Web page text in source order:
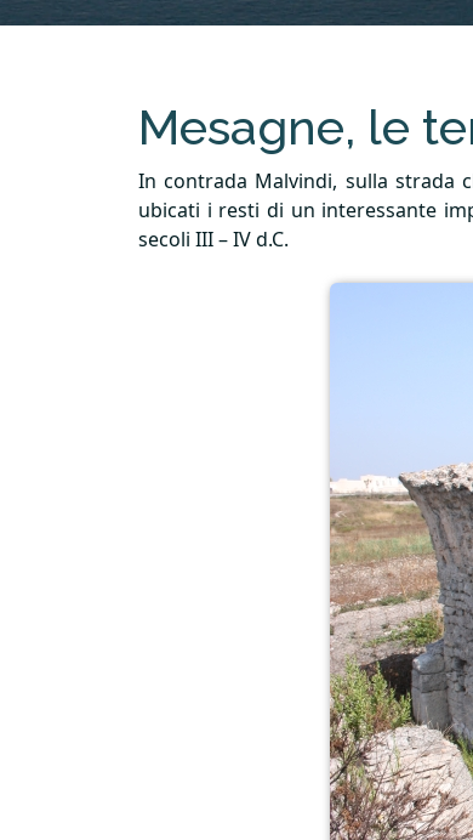
Mesagne, le
In contrada Malvindi, sulla strada
ubicati i resti di un interessante
secoli III– IV d.C.